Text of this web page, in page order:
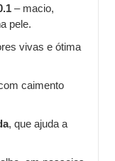
– macio,
pele.
vivas e ótima
caimento
, que ajuda a